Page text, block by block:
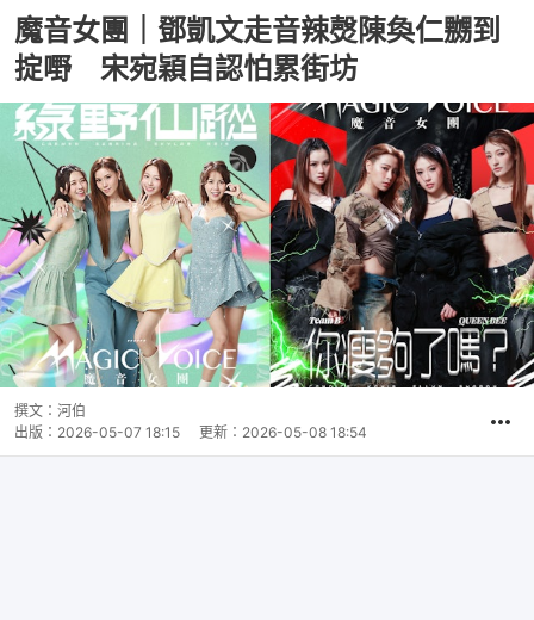
魔音女團｜鄧凱文走音辣㷫陳奐仁嬲到
掟嘢 宋宛穎自認怕累街坊
撰文： 河伯
出版： 2026-05-07 18:15 更新： 2026-05-08 18:54